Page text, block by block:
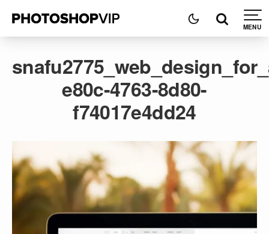
e80c-4763-8d80-
f74017e4dd24